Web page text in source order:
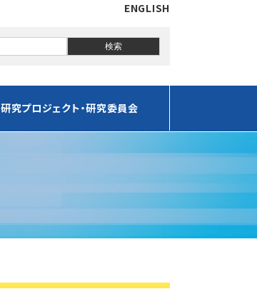
ENGLISH
研究プロジェクト・研究委員会